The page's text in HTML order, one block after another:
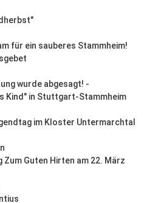
für ein sauberes Stammheim!
wurde abgesagt! -
Kind" in Stuttgart-Stammheim
im Kloster Untermarchtal
Zum Guten Hirten am 22. März